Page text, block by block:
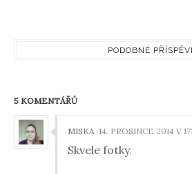
PODOBNÉ
5 KOMENTÁŘŮ
MISKA 14. PROSINCE 2014 V
Skvele fotky.